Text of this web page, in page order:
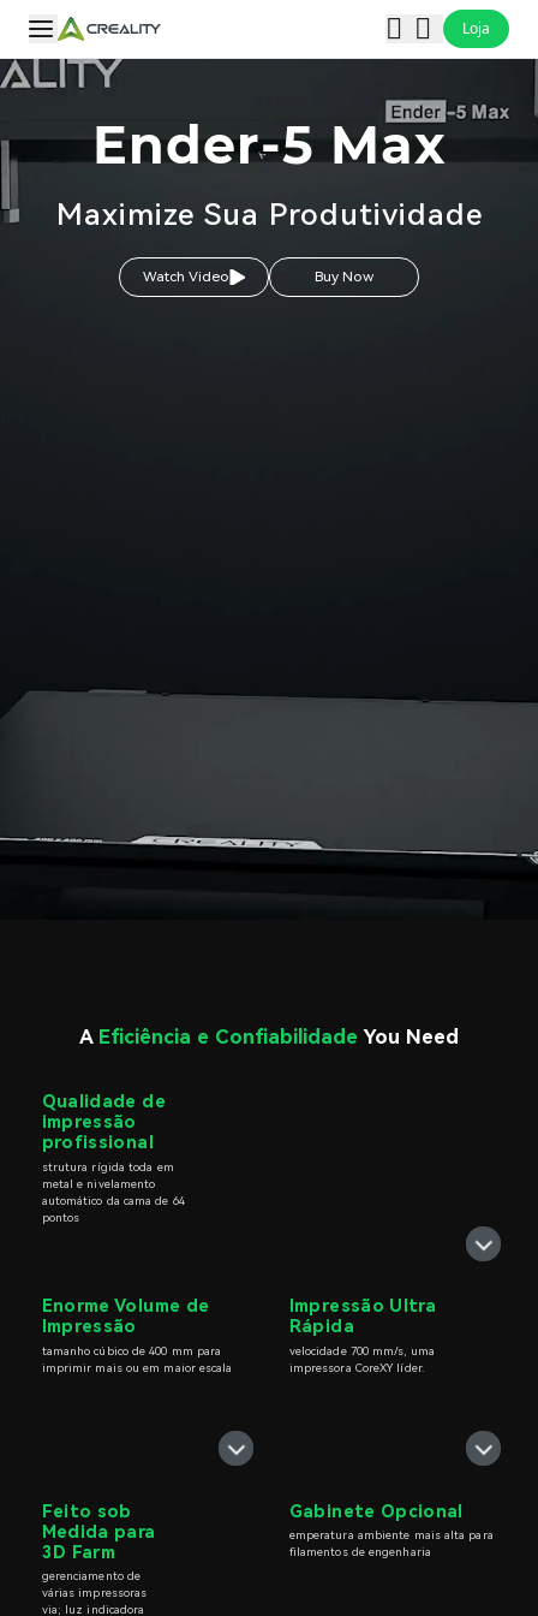
Loja
Ender-5 Max
Maximize Sua Produtividade
Watch Video Buy Now
A Eficiência e Confiabilidade You Need
Qualidade de
impressão
profissional
strutura rígida toda em
metal e nivelamento
automático da cama de 64
pontos
Impressão Ultra
Rápida
velocidade 700 mm/s, uma
impressora CoreXY líder.
Enorme Volume de
Impressão
tamanho cúbico de 400 mm para
imprimir mais ou em maior escala
Feito sob
Medida para
3D Farm
gerenciamento de
várias impressoras
via; luz indicadora
Gabinete Opcional
emperatura ambiente mais alta para
filamentos de engenharia